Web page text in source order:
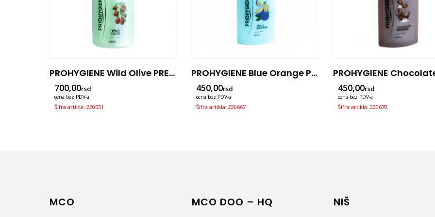
PROHYGIENE Wild Olive PREMIUM 500ml Sa Pumpicom 3u1
700,00rsd
cena bez PDV-a
Šifra artikla: 220631
PROHYGIENE Blue Orange PREMIUM 250ml-3u1
450,00rsd
cena bez PDV-a
Šifra artikla: 220667
450,00rsd
cena bez PDV-a
Šifra artikla: 220670
MCO MCO DOO – HQ NIŠ